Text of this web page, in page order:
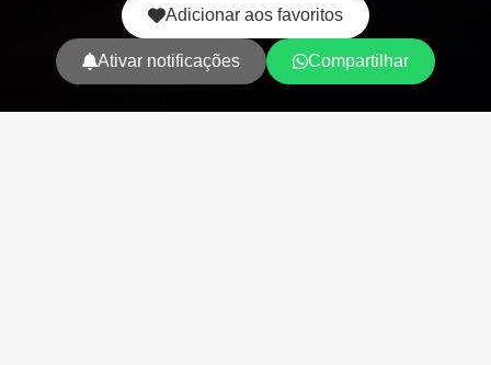
Adicionar aos favoritos
Ativar notificações Compartilhar